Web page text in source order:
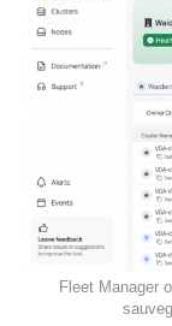
Fleet Manager